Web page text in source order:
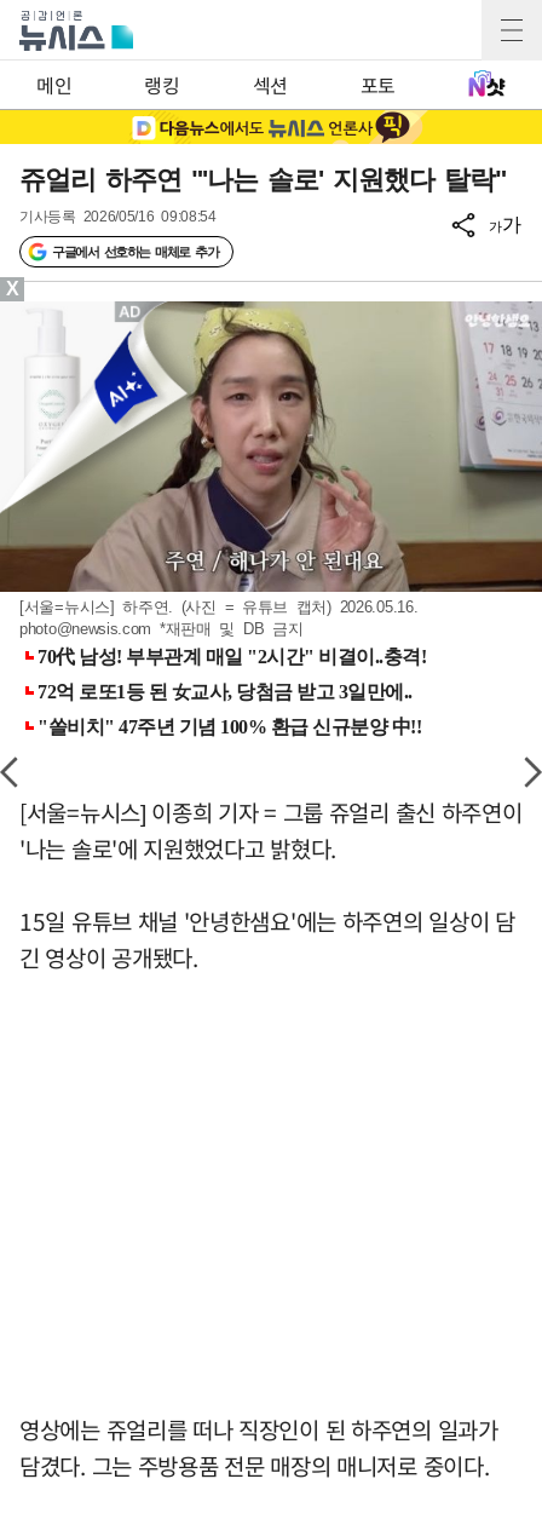
메인 랭킹 섹션 포토
쥬얼리 하주연 "'나는 솔로' 지원했다 탈락"
기사등록 2026/05/16 09:08:54
구글에서 선호하는 매체로 추가
가가
[서울=뉴시스] 하주연. (사진 = 유튜브 캡처) 2026.05.16.
photo@newsis.com *재판매 및 DB 금지
[서울=뉴시스] 이종희 기자 = 그룹 쥬얼리 출신 하주연이
'나는 솔로'에 지원했었다고 밝혔다.
15일 유튜브 채널 '안녕한샘요'에는 하주연의 일상이 담
긴 영상이 공개됐다.
영상에는 쥬얼리를 떠나 직장인이 된 하주연의 일과가
담겼다. 그는 주방용품 전문 매장의 매니저로 중이다.
X